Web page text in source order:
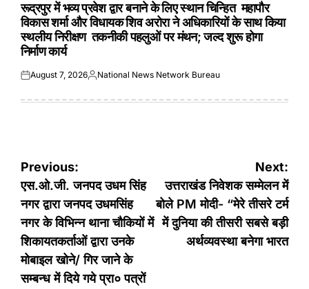
रूद्रपुर में भव्य प्रवेश द्वार बनाने के लिए स्थान चिन्हित महापौर
विकास शर्मा और विधायक शिव अरोरा ने अधिकारियों के साथ किया
स्थलीय निरीक्षण तकनीकी पहलुओं पर मंथन; जल्द शुरू होगा
निर्माण कार्य
Posted
August 7, 2026Posted
National News Network Bureau
Post
navigation
Previous:
एस.ओ.जी. जनपद उधम सिंह
नगर द्वारा जनपद उधमसिंह
नगर के विभिन्न थाना चौकियों में
शिकायतकर्ताओं द्वारा उनके
मोबाइल खोने/ गिर जाने के
सम्बन्ध में दिये गये प्रा० पत्रों
Next:
उत्तराखंड निवेशक सम्मेलन में
बोले PM मोदी- “मेरे तीसरे टर्म
में दुनिया की तीसरी सबसे बड़ी
अर्थव्यवस्था बनेगा भारत